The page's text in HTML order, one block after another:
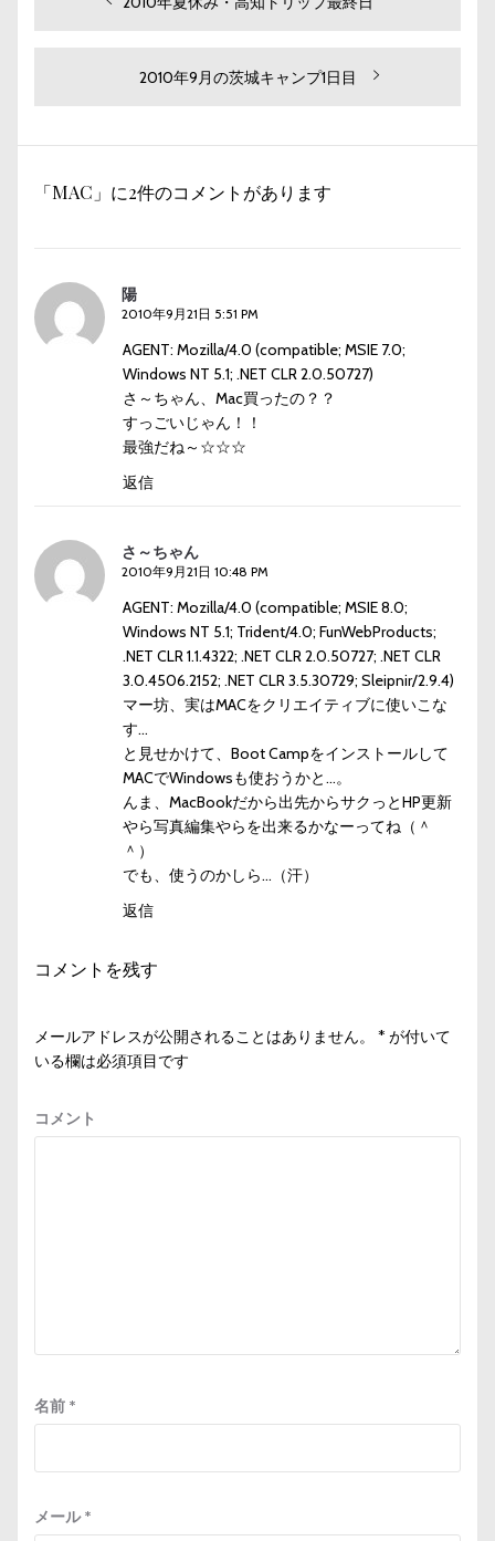
シ
次
稿:
2010年9月の茨城キャンプ1日目
「MAC」に2件のコメントがあります
陽
2010年9月21日 5:51 PM
AGENT: Mozilla/4.0 (compatible; MSIE 7.0;
Windows NT 5.1; .NET CLR 2.0.50727)
さ～ちゃん、Mac買ったの？？
すっごいじゃん！！
最強だね～☆☆☆
返信
さ～ちゃん
2010年9月21日 10:48 PM
AGENT: Mozilla/4.0 (compatible; MSIE 8.0;
Windows NT 5.1; Trident/4.0; FunWebProducts;
.NET CLR 1.1.4322; .NET CLR 2.0.50727; .NET CLR
3.0.4506.2152; .NET CLR 3.5.30729; Sleipnir/2.9.4)
マー坊、実はMACをクリエイティブに使いこな
す…
と見せかけて、Boot Campをインストールして
MACでWindowsも使おうかと…。
んま、MacBookだから出先からサクっとHP更新
やら写真編集やらを出来るかなーってね（＾
＾）
でも、使うのかしら…（汗）
返信
コメントを残す
メールアドレスが公開されることはありません。 * が付いて
いる欄は必須項目です
コメント
名前 *
メール*